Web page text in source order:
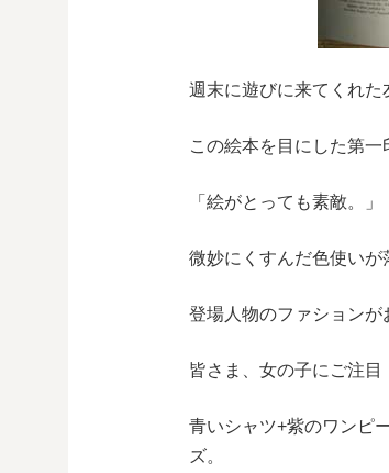
週末に遊びに来てくれた
この絵本を目にした第一
「絵がとっても素敵。」
微妙にくすんだ色使いが
登場人物のファションが
皆さま、女の子にご注目
青いシャツ+紫のワンピ
ズ。